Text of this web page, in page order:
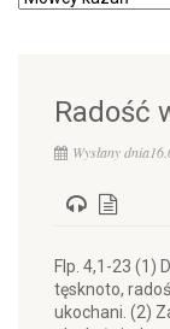
Radość
Wysłany
Flp. 4,1-23 (1)
tęsknoto,
ukochani. (2)